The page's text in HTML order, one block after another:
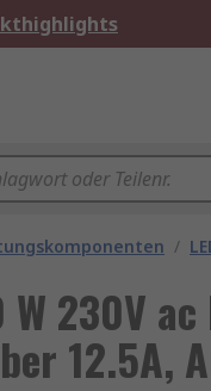
/
230V ac
12.5A,